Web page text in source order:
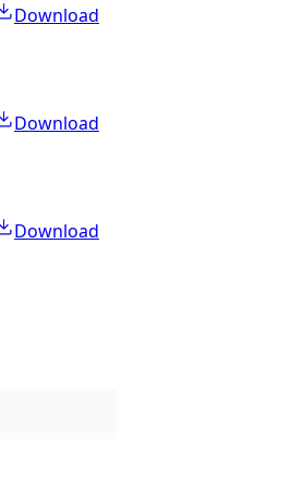
Download
Download
Download